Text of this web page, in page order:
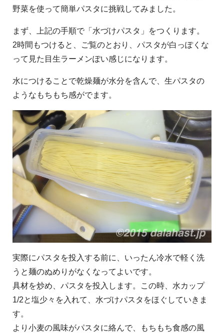
野菜を使って簡単パスタに挑戦してみました。
まず、上記の手順で「水づけパスタ」をつくります。
2時間もつけると、ご覧のとおり、パスタが白っぽくな
って見た目生ラーメンぽい感じになります。
水につけることで乾燥麺が水分を含んで、生パスタの
ようなもちもち感がでます。
実際にパスタを投入する前に、いったん冷水で軽く洗
うと麺のぬめりがなくなってよいです。
具材を炒め、パスタを投入します。この時、水カップ
1/2と塩少々を入れて、水づけパスタをほぐしていきま
す。
より小麦の風味がパスタに絡んで、もちもち食感の風